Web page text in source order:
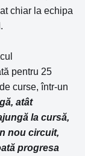
chiar la echipa
pentru 25
curse, într-un
atât
la cursă,
nou circuit,
progresa